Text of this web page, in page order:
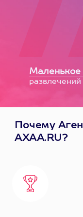
Маленькое
развлечений
Почему
AXAA.RU?